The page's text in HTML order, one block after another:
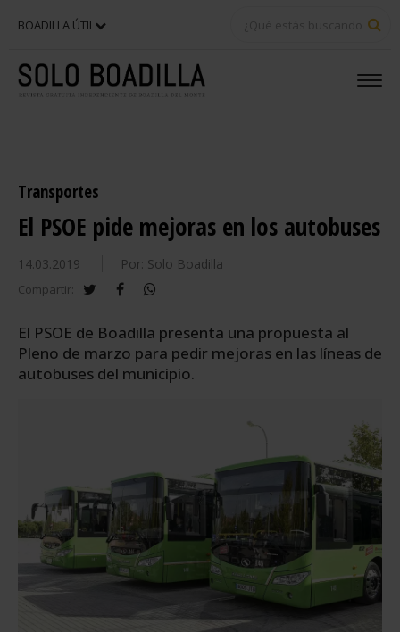
BOADILLA ÚTIL
Transportes
El PSOE pide mejoras en los autobuses
14.03.2019 Por: Solo Boadilla
Compartir: twitterfacebook
El PSOE de Boadilla presenta una propuesta al
Pleno de marzo para pedir mejoras en las líneas de
autobuses del municipio.